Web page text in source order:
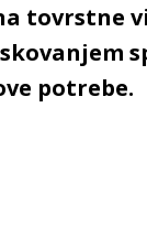
tovrstne
potrebe.